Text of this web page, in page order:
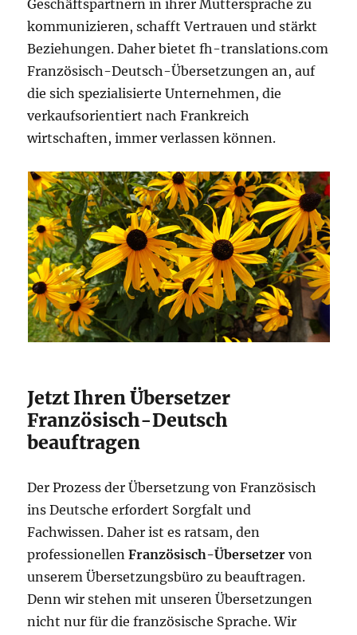
Geschäftspartnern in ihrer Muttersprache zu
kommunizieren, schafft Vertrauen und stärkt
Beziehungen. Daher bietet fh-translations.com
Französisch-Deutsch-Übersetzungen an, auf
die sich spezialisierte Unternehmen, die
verkaufsorientiert nach Frankreich
wirtschaften, immer verlassen können.
Jetzt Ihren Übersetzer
Französisch-Deutsch
beauftragen
Der Prozess der Übersetzung von Französisch
ins Deutsche erfordert Sorgfalt und
Fachwissen. Daher ist es ratsam, den
professionellenFranzösisch-Übersetzer von
unserem Übersetzungsbüro zu beauftragen.
Denn wir stehen mit unseren Übersetzungen
nicht nur für die französische Sprache. Wir